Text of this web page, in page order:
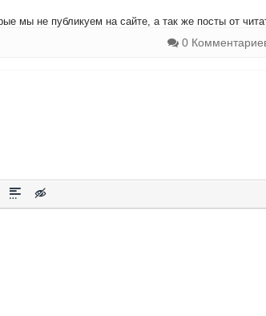
мы не публикуем на сайте, а так же посты от
0